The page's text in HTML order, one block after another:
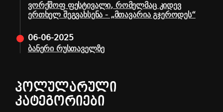
ვორქშოფ ფესტივალი, რომელმაც კიდევ
ერთხელ შეგვახსენა - „მთავარია გჯეროდეს“
06-06-2025
ბანერი რუსთაველზე
ᲞᲝᲚᲣᲚᲐᲠᲣᲚᲘ
ᲙᲐᲢᲔᲒᲝᲠᲘᲔᲑᲘ